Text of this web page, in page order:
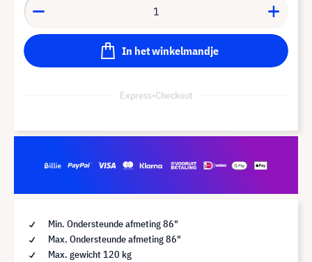
In het winkelmandje
Express-Checkout
Min. Ondersteunde afmeting 86"
Max. Ondersteunde afmeting 86"
Max. gewicht 120 kg